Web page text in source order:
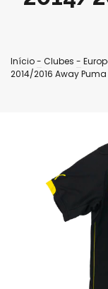
Início- Clubes -
2014/2016 Away Puma